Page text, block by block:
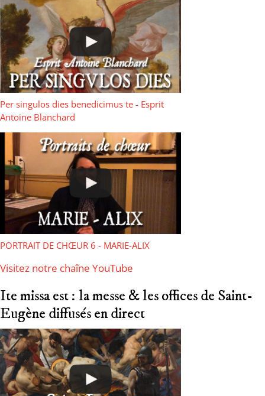
Per singulos dies benedicimus te - Esprit
Antoine Blanchard
PORTRAIT DE CHŒUR 6 - MARIE-ALIX
Visitez notre chaîne YouTube
Ite missa est : la messe & les offices de Saint-
Eugène diffusés en direct